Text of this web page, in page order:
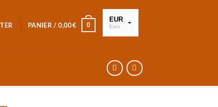
PANIER / 0,00€ 0
EUR
Euro